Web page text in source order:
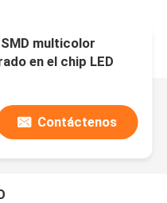
multicolor
en el chip LED
Contáctenos